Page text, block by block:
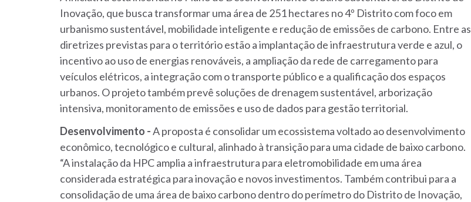
Inovação, que busca transformar uma área de 251 hectares no 4º Distrito com foco em
urbanismo sustentável, mobilidade inteligente e redução de emissões de carbono. Entre as
diretrizes previstas para o território estão a implantação de infraestrutura verde e azul, o
incentivo ao uso de energias renováveis, a ampliação da rede de carregamento para
veículos elétricos, a integração com o transporte público e a qualificação dos espaços
urbanos. O projeto também prevê soluções de drenagem sustentável, arborização
intensiva, monitoramento de emissões e uso de dados para gestão territorial.
Desenvolvimento -A proposta é consolidar um ecossistema voltado ao desenvolvimento
econômico, tecnológico e cultural, alinhado à transição para uma cidade de baixo carbono.
“A instalação da HPC amplia a infraestrutura para eletromobilidade em uma área
considerada estratégica para inovação e novos investimentos. Também contribui para a
consolidação de uma área de baixo carbono dentro do perímetro do Distrito de Inovação,